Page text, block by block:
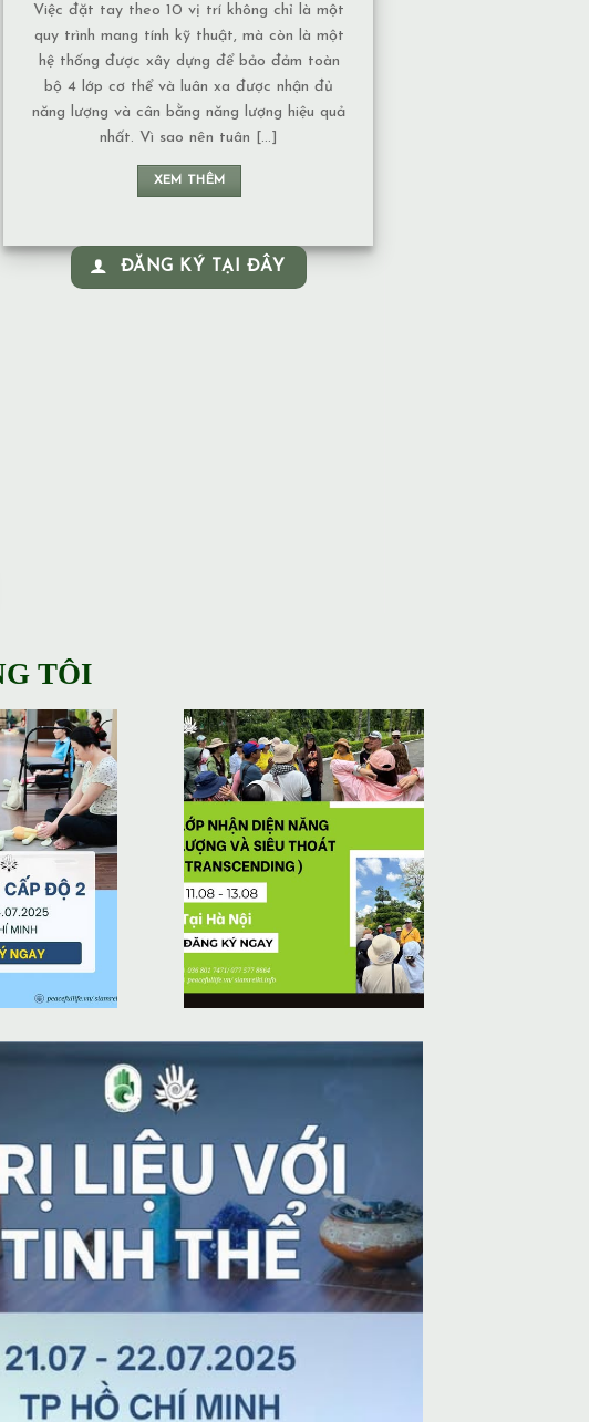
Mạch nước ngầm có nhiều dạng khác nhau,
và mức độ ảnh hưởng về năng lượng cũng
phụ thuộc vào tính chất của nguồn nước: 1.
Nước chảy hay nước đọng – Nếu là nước
chảy, năng lượng thường chuyển động liên
tục nên không tạo ra ứ đọng. – Nếu là nước
đọng, lâu [...]
ĐĂNG KÝ TẠI ĐÂY
TÔI